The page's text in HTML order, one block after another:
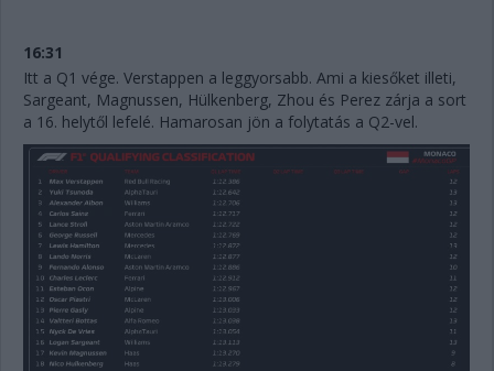
16:31
Itt a Q1 vége. Verstappen a leggyorsabb. Ami a kiesőket illeti,
Sargeant, Magnussen, Hülkenberg, Zhou és Perez zárja a sort
a 16. helytől lefelé. Hamarosan jön a folytatás a Q2-vel.